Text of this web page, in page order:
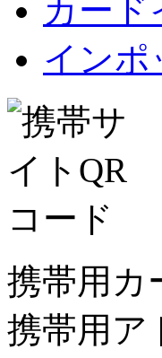
カード
インポ
携帯用カ
携帯用ア